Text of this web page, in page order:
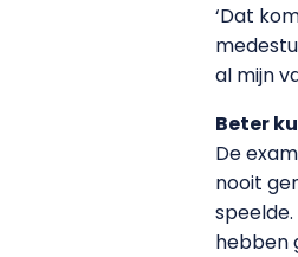
‘Dat
al mijn
Beter
De
nooit
hebben